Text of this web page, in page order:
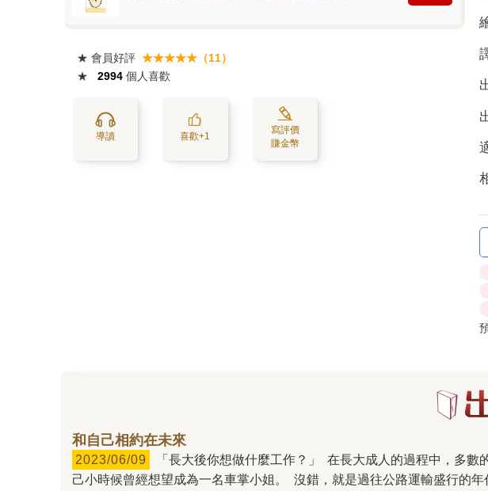
★ 會員好評 ★★★★★（11）
★
2994 個人喜歡
導讀 喜歡+1
寫評價
賺金幣
和自己相約在未來
2023/06/09
己小時候曾經想望成為一名車掌小姐。 沒錯，就是過往公路運輸盛行的